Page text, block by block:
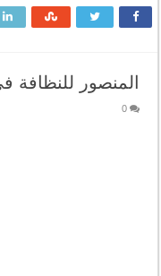
المنصور
0